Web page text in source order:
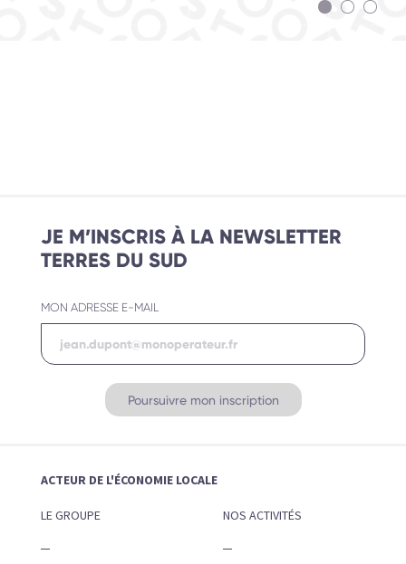
JE M’INSCRIS À LA NEWSLETTER
TERRES DU SUD
MON ADRESSE E-MAIL
ACTEUR DE L'ÉCONOMIE LOCALE
LE GROUPE NOS ACTIVITÉS